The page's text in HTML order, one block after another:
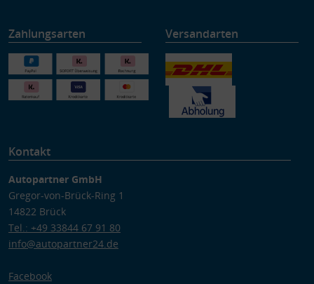
Zahlungsarten Versandarten
Kontakt
Autopartner GmbH
Gregor-von-Brück-Ring 1
14822 Brück
Tel.: +49 33844 67 91 80
info@autopartner24.de
Facebook